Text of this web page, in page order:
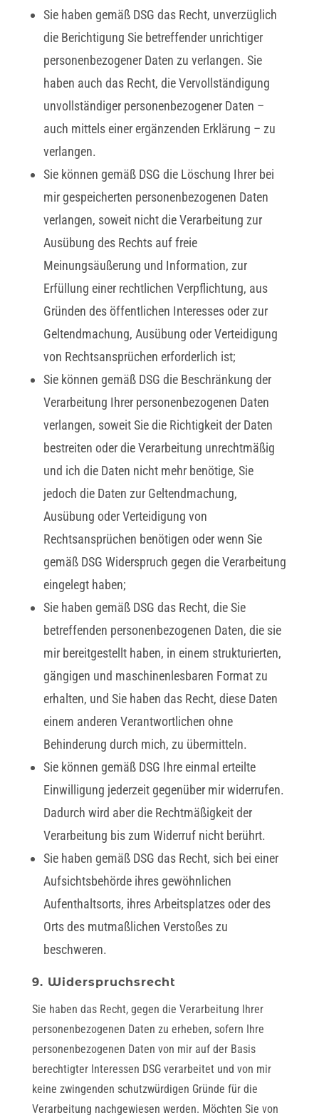
Sie haben gemäß DSG das Recht, unverzüglich
die Berichtigung Sie betreffender unrichtiger
personenbezogener Daten zu verlangen. Sie
haben auch das Recht, die Vervollständigung
unvollständiger personenbezogener Daten –
auch mittels einer ergänzenden Erklärung – zu
verlangen.
Sie können gemäß DSG die Löschung Ihrer bei
mir gespeicherten personenbezogenen Daten
verlangen, soweit nicht die Verarbeitung zur
Ausübung des Rechts auf freie
Meinungsäußerung und Information, zur
Erfüllung einer rechtlichen Verpflichtung, aus
Gründen des öffentlichen Interesses oder zur
Geltendmachung, Ausübung oder Verteidigung
von Rechtsansprüchen erforderlich ist;
Sie können gemäß DSG die Beschränkung der
Verarbeitung Ihrer personenbezogenen Daten
verlangen, soweit Sie die Richtigkeit der Daten
bestreiten oder die Verarbeitung unrechtmäßig
und ich die Daten nicht mehr benötige, Sie
jedoch die Daten zur Geltendmachung,
Ausübung oder Verteidigung von
Rechtsansprüchen benötigen oder wenn Sie
gemäß DSG Widerspruch gegen die Verarbeitung
eingelegt haben;
Sie haben gemäß DSG das Recht, die Sie
betreffenden personenbezogenen Daten, die sie
mir bereitgestellt haben, in einem strukturierten,
gängigen und maschinenlesbaren Format zu
erhalten, und Sie haben das Recht, diese Daten
einem anderen Verantwortlichen ohne
Behinderung durch mich, zu übermitteln.
Sie können gemäß DSG Ihre einmal erteilte
Einwilligung jederzeit gegenüber mir widerrufen.
Dadurch wird aber die Rechtmäßigkeit der
Verarbeitung bis zum Widerruf nicht berührt.
Sie haben gemäß DSG das Recht, sich bei einer
Aufsichtsbehörde ihres gewöhnlichen
Aufenthaltsorts, ihres Arbeitsplatzes oder des
Orts des mutmaßlichen Verstoßes zu
beschweren.
9. Widerspruchsrecht
Sie haben das Recht, gegen die Verarbeitung Ihrer
personenbezogenen Daten zu erheben, sofern Ihre
personenbezogenen Daten von mir auf der Basis
berechtigter Interessen DSG verarbeitet und von mir
keine zwingenden schutzwürdigen Gründe für die
Verarbeitung nachgewiesen werden. Möchten Sie von